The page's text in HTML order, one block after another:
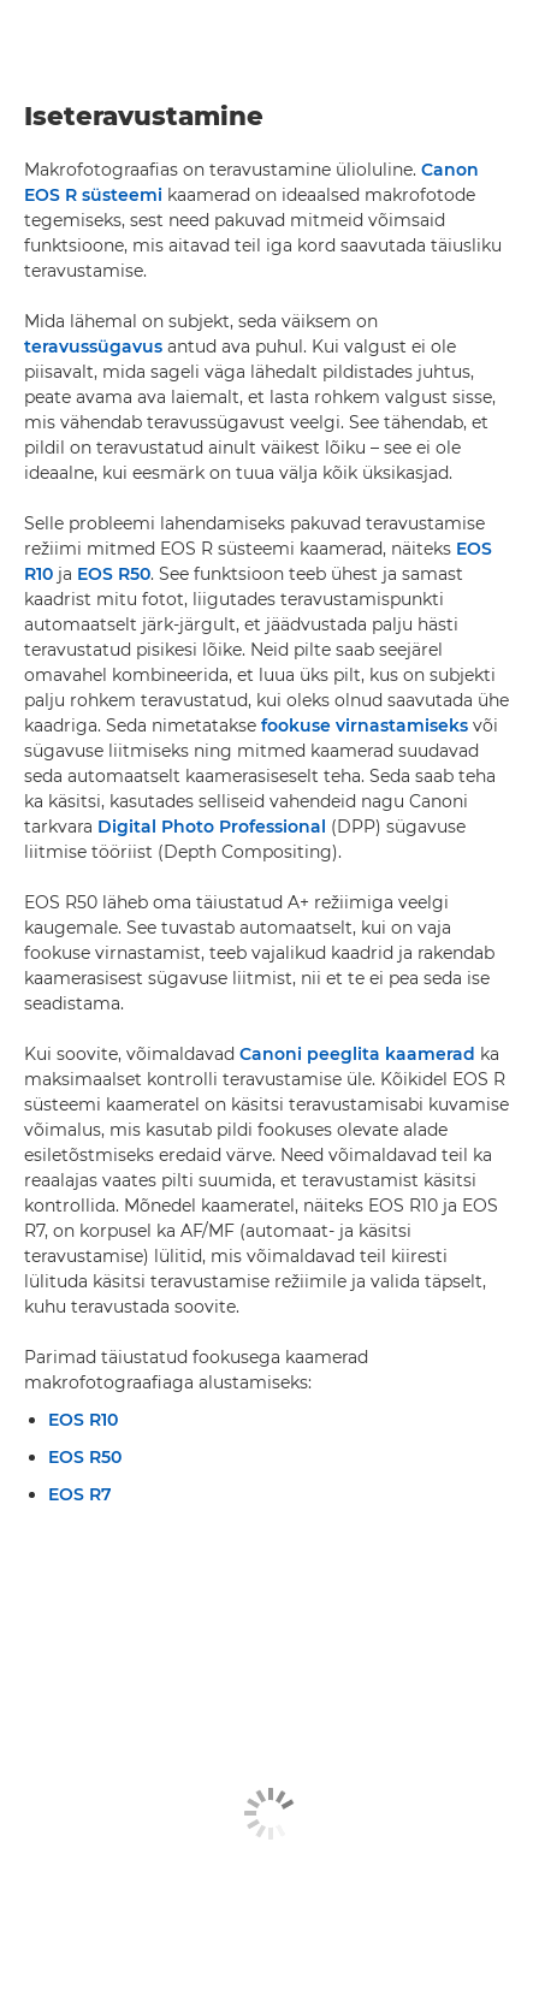
Iseteravustamine
Makrofotograafias on teravustamine ülioluline. Canon
EOS R süsteemi kaamerad on ideaalsed makrofotode
tegemiseks, sest need pakuvad mitmeid võimsaid
funktsioone, mis aitavad teil iga kord saavutada täiusliku
teravustamise.
Mida lähemal on subjekt, seda väiksem on
teravussügavus antud ava puhul. Kui valgust ei ole
piisavalt, mida sageli väga lähedalt pildistades juhtus,
peate avama ava laiemalt, et lasta rohkem valgust sisse,
mis vähendab teravussügavust veelgi. See tähendab, et
pildil on teravustatud ainult väikest lõiku – see ei ole
ideaalne, kui eesmärk on tuua välja kõik üksikasjad.
Selle probleemi lahendamiseks pakuvad teravustamise
režiimi mitmed EOS R süsteemi kaamerad, näiteks EOS
R10 ja EOS R50. See funktsioon teeb ühest ja samast
kaadrist mitu fotot, liigutades teravustamispunkti
automaatselt järk-järgult, et jäädvustada palju hästi
teravustatud pisikesi lõike. Neid pilte saab seejärel
omavahel kombineerida, et luua üks pilt, kus on subjekti
palju rohkem teravustatud, kui oleks olnud saavutada ühe
kaadriga. Seda nimetatakse fookuse virnastamiseks või
sügavuse liitmiseks ning mitmed kaamerad suudavad
seda automaatselt kaamerasiseselt teha. Seda saab teha
ka käsitsi, kasutades selliseid vahendeid nagu Canoni
tarkvara Digital Photo Professional (DPP) sügavuse
liitmise tööriist (Depth Compositing).
EOS R50 läheb oma täiustatud A+ režiimiga veelgi
kaugemale. See tuvastab automaatselt, kui on vaja
fookuse virnastamist, teeb vajalikud kaadrid ja rakendab
kaamerasisest sügavuse liitmist, nii et te ei pea seda ise
seadistama.
Kui soovite, võimaldavad Canoni peeglita kaamerad ka
maksimaalset kontrolli teravustamise üle. Kõikidel EOS R
süsteemi kaameratel on käsitsi teravustamisabi kuvamise
võimalus, mis kasutab pildi fookuses olevate alade
esiletõstmiseks eredaid värve. Need võimaldavad teil ka
reaalajas vaates pilti suumida, et teravustamist käsitsi
kontrollida. Mõnedel kaameratel, näiteks EOS R10 ja EOS
R7, on korpusel ka AF/MF (automaat- ja käsitsi
teravustamise) lülitid, mis võimaldavad teil kiiresti
lülituda käsitsi teravustamise režiimile ja valida täpselt,
kuhu teravustada soovite.
Parimad täiustatud fookusega kaamerad
makrofotograafiaga alustamiseks:
EOS R10
EOS R50
EOS R7